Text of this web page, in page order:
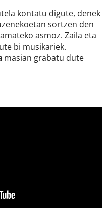
kontatu digute, denek
sortzen den
asmoz. Zaila eta
bi musikariek.
masian grabatu dute